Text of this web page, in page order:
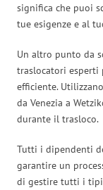
significa che puoi
tue esigenze e al
Un altro punto da
traslocatori esperti
efficiente.
da Venezia a
durante il trasloco.
Tutti i dipendenti
garantire un
di gestire tutti i